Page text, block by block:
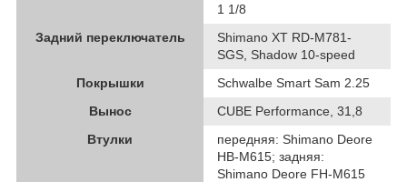
1 1/8
Задний переключатель
Shimano XT RD-M781-
SGS, Shadow 10-speed
Покрышки
Schwalbe Smart Sam 2.25
Вынос
CUBE Performance, 31,8
Втулки
передняя: Shimano Deore
HB-M615; задняя:
Shimano Deore FH-M615